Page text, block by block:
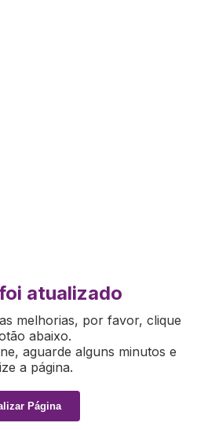
atualizado
melhorias, por favor, clique
abaixo.
aguarde alguns minutos e
a página.
Página